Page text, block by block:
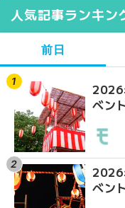
人気記事ランキン
前日
2026
ベン
2026
ベン